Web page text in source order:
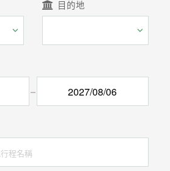
國內旅遊
線(02) 2515-1218
目的地